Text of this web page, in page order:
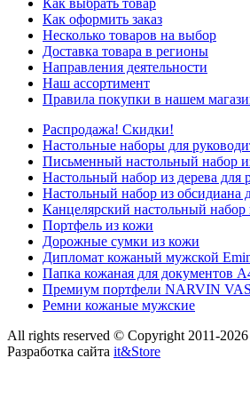
Как выбрать товар
Как оформить заказ
Несколько товаров на выбор
Доставка товара в регионы
Направления деятельности
Наш ассортимент
Правила покупки в нашем
Распродажа! Скидки!
Настольные наборы для
Письменный настольный набор
Настольный набор из дерева для
Настольный набор из обсидиана
Канцелярский настольный
Портфель из кожи
Дорожные сумки из кожи
Дипломат кожаный мужской
Папка кожаная для документов
Премиум портфели NARVIN
Ремни кожаные мужские
All rights reserved © Copyright 2011-2026
Разработка сайта it&Store